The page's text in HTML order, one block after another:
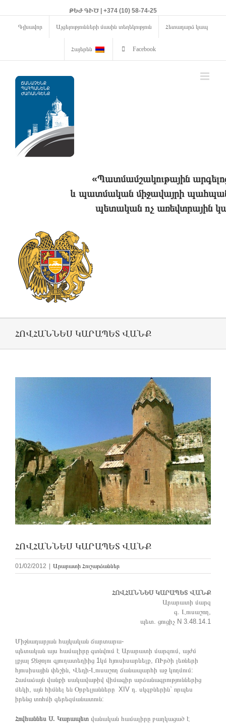
ԹԵԺ ԳԻԾ | +374 (10) 58-74-25
Գլխավոր Այցելությունների մասին տեղեկություն Հետադարձ կապ
Հայերեն Facebook
«Պատմամշակութային
և պատմական միջավայրի
պետական ոչ առեվտրային
ՀՈՎՀԱՆՆԵՍ ԿԱՐԱՊԵՏ ՎԱՆՔ
ՀՈՎՀԱՆՆԵՍ ԿԱՐԱՊԵՏ ՎԱՆՔ
01/02/2012 Արարատի Հուշարձաններ
ՀՈՎՀԱՆՆԵՍ ԿԱՐԱՊԵՏ ՎԱՆՔ
Արարատի մարզ
գ. Լուսաշող,
պետ. ցուցիչ N 3.48.14.1
Միջնադարյան հայկական ճարտարա-
պետական այս համալիրը գտնվում է Արարատի մարզում, այժմ
լքյալ Ջնջռլու գյուղատեղիից 1կմ հյուսիսարևելք, ՈՒրծի լեռների
հյուսիսային փեշին, Վեդի-Լուսաշող ճանապարհի աջ կողմում:
Համաձայն վանքի սակավաթիվ վիմագիր արձանագրություններից
մեկի, այն հիմնել են Օրբելյանները XIV դ. սկզբներին` որպես
իրենց տոհմի գերեզմանատուն:
Հովհաննես Ս. Կարապետ վանական համալիրը բաղկացած է